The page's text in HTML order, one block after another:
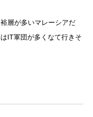
層が多いマレーシアだ
IT軍団が多くなて行きそ